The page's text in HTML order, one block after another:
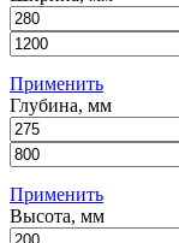
Применить
Глубина, мм
Применить
Высота, мм